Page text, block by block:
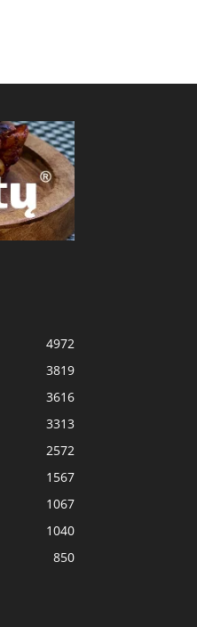
4972
3819
3616
3313
2572
1567
1067
1040
850